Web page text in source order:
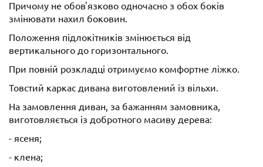
Причому не обов'язково одночасно з обох боків
змінювати нахил боковин.
Положення підлокітників змінюється від
вертикального до горизонтального.
При повній розкладці отримуємо комфортне ліжко.
Товстий каркас дивана виготовлений із вільхи.
На замовлення диван, за бажанням замовника,
виготовляється із добротного масиву дерева:
- ясеня;
- клена;